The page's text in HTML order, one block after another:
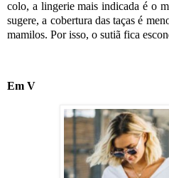
colo, a lingerie mais indicada é o
sugere, a cobertura das taças é
mamilos. Por isso, o sutiã fica
Em V